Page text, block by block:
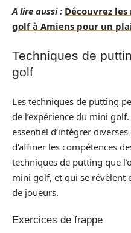
A lire aussi : Découvrez
golf à Amiens pour un
Techniques de
golf
Les techniques de putting
de l’expérience du mini
essentiel d’intégrer
d’affiner les compétences
techniques de putting que
mini golf, et qui se révèlent
de joueurs.
Exercices de frappe